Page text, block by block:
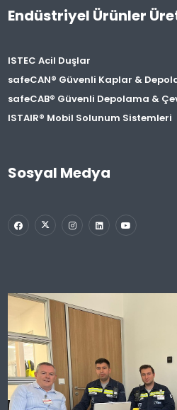
Endüstriyel Ürünler
ISTEC Acil Duşlar
safeCAN® Güvenli Kaplar &
safeCAB® Güvenli Depolama &
ISTAIR® Mobil Solunum Sistemleri
Sosyal Medya